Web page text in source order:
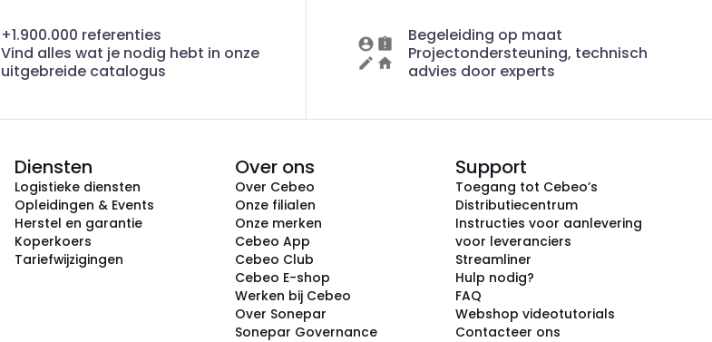
+1.900.000 referenties
Vind alles wat je nodig hebt in onze
uitgebreide catalogus
Begeleiding op maat
Projectondersteuning, technisch
advies door experts
Diensten
Logistieke diensten
Opleidingen & Events
Herstel en garantie
Koperkoers
Tariefwijzigingen
Over ons
Over Cebeo
Onze filialen
Onze merken
Cebeo App
Cebeo Club
Cebeo E-shop
Werken bij Cebeo
Over Sonepar
Sonepar Governance
Support
Toegang tot Cebeo’s
Distributiecentrum
Instructies voor aanlevering
voor leveranciers
Streamliner
Hulp nodig?
FAQ
Webshop videotutorials
Contacteer ons